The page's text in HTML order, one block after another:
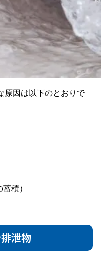
原因は以下のとおりで
積）
泄物